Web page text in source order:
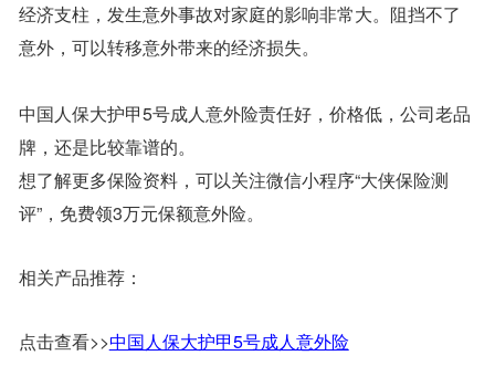
经济支柱，发生意外事故对家庭的影响非常大。阻挡不了
意外，可以转移意外带来的经济损失。
中国人保大护甲5号成人意外险责任好，价格低，公司老品
牌，还是比较靠谱的。
想了解更多保险资料，可以关注微信小程序“大侠保险测
评”，免费领3万元保额意外险。
相关产品推荐：
点击查看>>中国人保大护甲5号成人意外险